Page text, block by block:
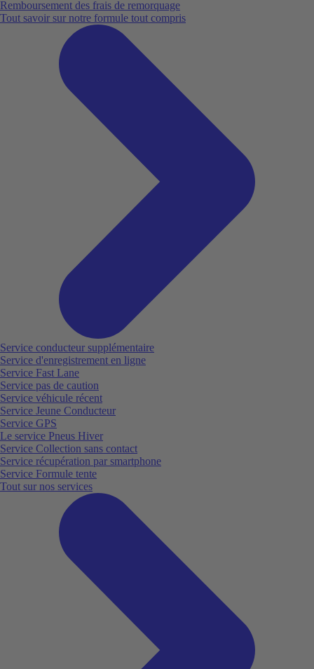
Remboursement des frais de remorquage
Tout savoir sur notre formule tout compris
Service conducteur supplémentaire
Service d'enregistrement en ligne
Service Fast Lane
Service pas de caution
Service véhicule récent
Service Jeune Conducteur
Service GPS
Le service Pneus Hiver
Service Collection sans contact
Service récupération par smartphone
Service Formule tente
Tout sur nos services